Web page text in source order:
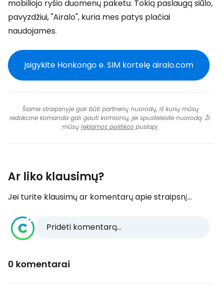
mobiliojo ryšio duomenų paketu. Tokią paslaugą siūlo,
pavyzdžiui, "Airalo", kuria mes patys plačiai
naudojamės.
Įsigykite Honkongo e. SIM kortelę airalo.com
Šiame straipsnyje gali būti partnerių nuorodų, iš kurių mūsų
redakcinė komanda gali gauti komisinių, jei spustelėsite nuorodą. Žr.
mūsų reklamos politikos puslapį.
Ar liko klausimų?
Jei turite klausimų ar komentarų apie straipsnį...
Pridėti komentarą...
0 komentarai